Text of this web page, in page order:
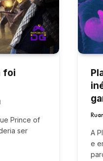
foi
Prince of
ser
A
e